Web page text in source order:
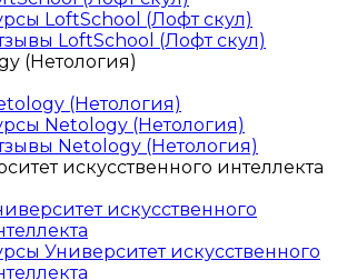
LoftSchool (Лофт скул)
LoftSchool (Лофт скул)
(Нетология)
(Нетология)
Netology (Нетология)
Netology (Нетология)
искусственного интеллекта
искусственного
Университет искусственного